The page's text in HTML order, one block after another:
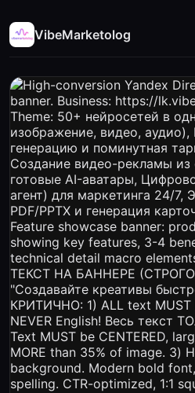
VibeMarketolog